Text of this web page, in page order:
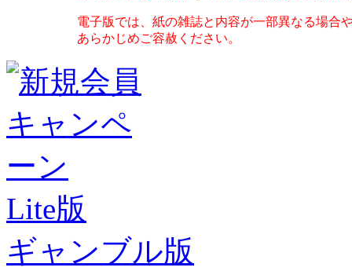
電子版では、紙の雑誌と内容が一部異なる場合
あらかじめご容赦ください。
Lite版
ギャンブル版